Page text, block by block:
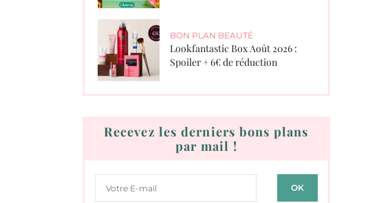
BON PLAN BEAUTÉ
Lookfantastic Box Août 2026 :
Spoiler + 6€ de réduction
Recevez les derniers bons plans
par mail !